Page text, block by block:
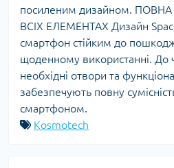
посиленим дизайном.
ВСІХ ЕЛЕМЕНТАХ Дизайн
смартфон стійким до
щоденному використанні. До
необхідні отвори та
забезпечують повну
смартфоном.
Kosmotech